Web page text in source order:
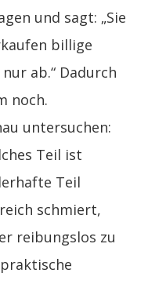
und sagt: „Sie
billige
ab.“ Dadurch
noch.
untersuchen:
Teil ist
Teil
schmiert,
reibungslos zu